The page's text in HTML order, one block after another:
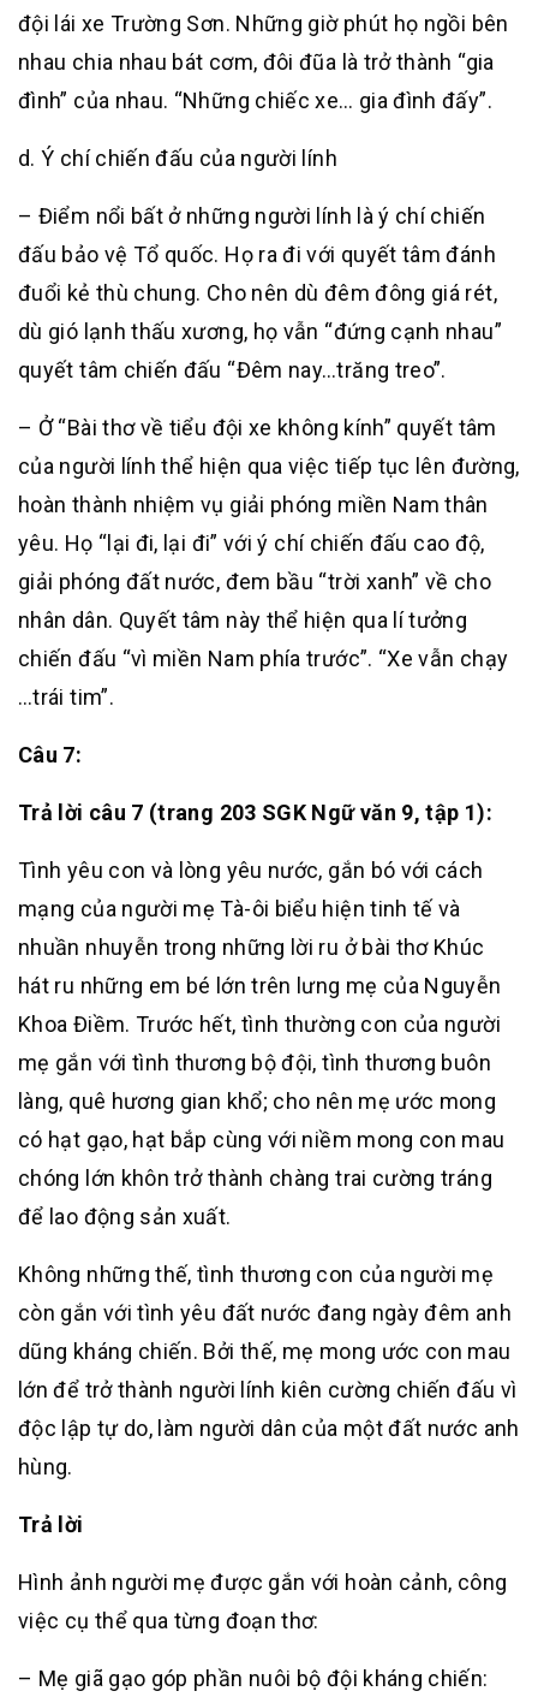
đội lái xe Trường Sơn. Những giờ phút họ ngồi bên
nhau chia nhau bát cơm, đôi đũa là trở thành “gia
đình” của nhau. “Những chiếc xe… gia đình đấy”.
d. Ý chí chiến đấu của người lính
– Điểm nổi bất ở những người lính là ý chí chiến
đấu bảo vệ Tổ quốc. Họ ra đi với quyết tâm đánh
đuổi kẻ thù chung. Cho nên dù đêm đông giá rét,
dù gió lạnh thấu xương, họ vẫn “đứng cạnh nhau”
quyết tâm chiến đấu “Đêm nay…trăng treo”.
– Ở “Bài thơ về tiểu đội xe không kính” quyết tâm
của người lính thể hiện qua việc tiếp tục lên đường,
hoàn thành nhiệm vụ giải phóng miền Nam thân
yêu. Họ “lại đi, lại đi” với ý chí chiến đấu cao độ,
giải phóng đất nước, đem bầu “trời xanh” về cho
nhân dân. Quyết tâm này thể hiện qua lí tưởng
chiến đấu “vì miền Nam phía trước”. “Xe vẫn chạy
…trái tim”.
Câu 7:
Trả lời câu 7 (trang 203 SGK Ngữ văn 9, tập 1):
Tình yêu con và lòng yêu nước, gắn bó với cách
mạng của người mẹ Tà-ôi biểu hiện tinh tế và
nhuần nhuyễn trong những lời ru ở bài thơ Khúc
hát ru những em bé lớn trên lưng mẹ của Nguyễn
Khoa Điềm. Trước hết, tình thường con của người
mẹ gắn với tình thương bộ đội, tình thương buôn
làng, quê hương gian khổ; cho nên mẹ ước mong
có hạt gạo, hạt bắp cùng với niềm mong con mau
chóng lớn khôn trở thành chàng trai cường tráng
để lao động sản xuất.
Không những thế, tình thương con của người mẹ
còn gắn với tình yêu đất nước đang ngày đêm anh
dũng kháng chiến. Bởi thế, mẹ mong ước con mau
lớn để trở thành người lính kiên cường chiến đấu vì
độc lập tự do, làm người dân của một đất nước anh
hùng.
Trả lời
Hình ảnh người mẹ được gắn với hoàn cảnh, công
việc cụ thể qua từng đoạn thơ:
– Mẹ giã gạo góp phần nuôi bộ đội kháng chiến: